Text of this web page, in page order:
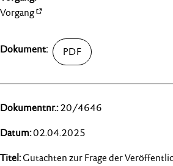
Vorgang
20/4646
02.04.2025
Gutachten zur Frage der